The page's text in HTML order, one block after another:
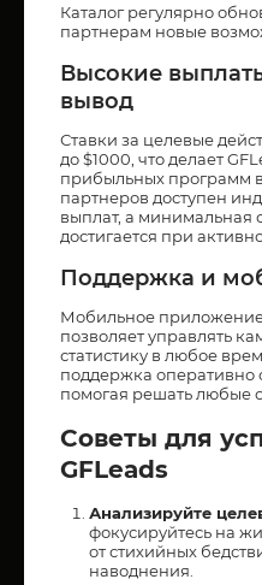
Каталог регулярно
партнерам новые
Высокие
вывод
Ставки за целевые
до $1000, что делает
прибыльных программ
партнеров доступен
выплат, а минимальная
достигается при
Поддержка и
Мобильное
позволяет управлять
статистику в любое
поддержка оперативно
помогая решать любые
Советы для
GFLeads
Анализируйте
фокусируйтесь на
от стихийных
наводнения.